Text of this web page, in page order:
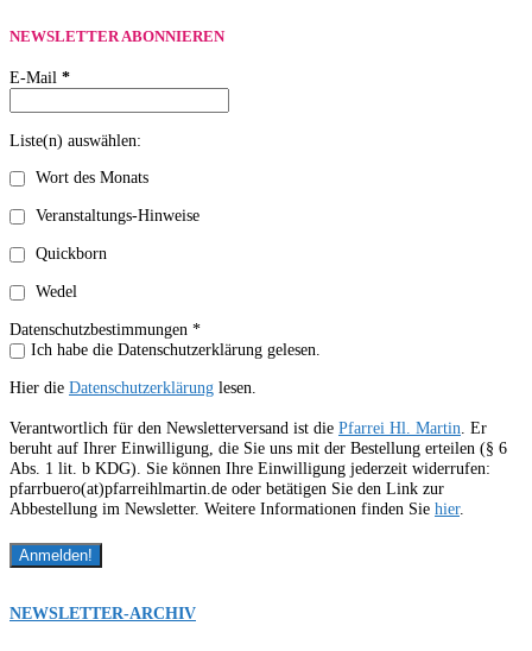
NEWSLETTER ABONNIEREN
E-Mail *
Liste(n) auswählen:
Wort des Monats
Veranstaltungs-Hinweise
Quickborn
Wedel
Datenschutzbestimmungen *
Ich habe die Datenschutzerklärung gelesen.
Hier die Datenschutzerklärung lesen.
Verantwortlich für den Newsletterversand ist die Pfarrei Hl. Martin. Er
beruht auf Ihrer Einwilligung, die Sie uns mit der Bestellung erteilen (§ 6
Abs. 1 lit. b KDG). Sie können Ihre Einwilligung jederzeit widerrufen:
pfarrbuero(at)pfarreihlmartin.de oder betätigen Sie den Link zur
Abbestellung im Newsletter. Weitere Informationen finden Sie hier.
NEWSLETTER-ARCHIV